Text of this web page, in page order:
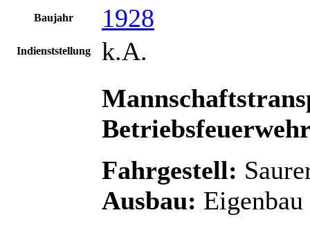
Baujahr 1928
Indienststellung k.A.
Fahrgestell:
Ausbau: Eigenbau